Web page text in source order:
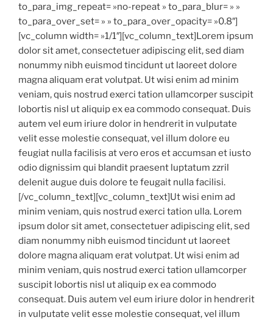
to_para_img_repeat= »no-repeat » to_para_blur= » »
to_para_over_set= » » to_para_over_opacity= »0.8″]
[vc_column width= »1/1″][vc_column_text]Lorem ipsum
dolor sit amet, consectetuer adipiscing elit, sed diam
nonummy nibh euismod tincidunt ut laoreet dolore
magna aliquam erat volutpat. Ut wisi enim ad minim
veniam, quis nostrud exerci tation ullamcorper suscipit
lobortis nisl ut aliquip ex ea commodo consequat. Duis
autem vel eum iriure dolor in hendrerit in vulputate
velit esse molestie consequat, vel illum dolore eu
feugiat nulla facilisis at vero eros et accumsan et iusto
odio dignissim qui blandit praesent luptatum zzril
delenit augue duis dolore te feugait nulla facilisi.
[/vc_column_text][vc_column_text]Ut wisi enim ad
minim veniam, quis nostrud exerci tation ulla. Lorem
ipsum dolor sit amet, consectetuer adipiscing elit, sed
diam nonummy nibh euismod tincidunt ut laoreet
dolore magna aliquam erat volutpat. Ut wisi enim ad
minim veniam, quis nostrud exerci tation ullamcorper
suscipit lobortis nisl ut aliquip ex ea commodo
consequat. Duis autem vel eum iriure dolor in hendrerit
in vulputate velit esse molestie consequat, vel illum